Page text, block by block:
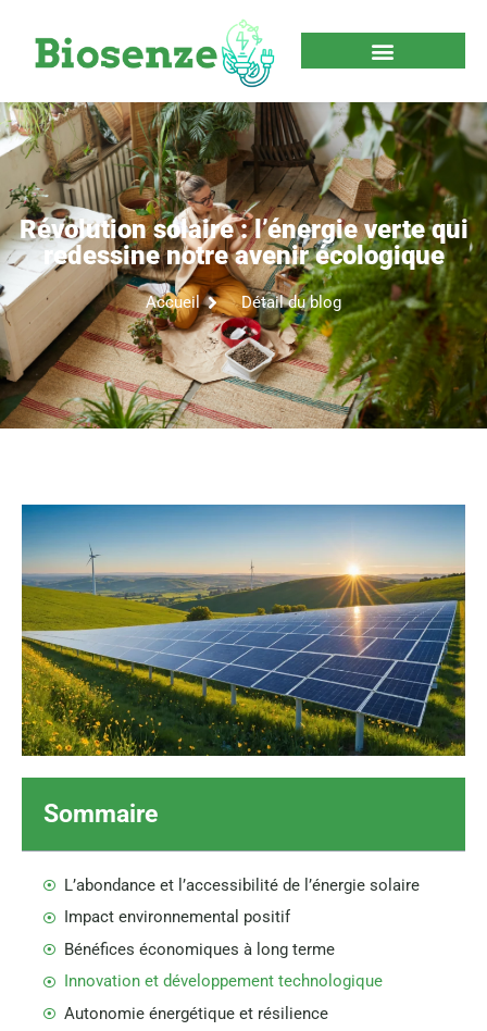
Révolution solaire : l’énergie verte qui
redessine notre avenir écologique
Accueil Détail du blog
Sommaire
L’abondance et l’accessibilité de l’énergie solaire
Impact environnemental positif
Bénéfices économiques à long terme
Innovation et développement technologique
Autonomie énergétique et résilience